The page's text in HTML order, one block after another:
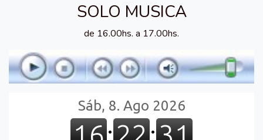
SOLO MUSICA
de 16.00hs. a 17.00hs.